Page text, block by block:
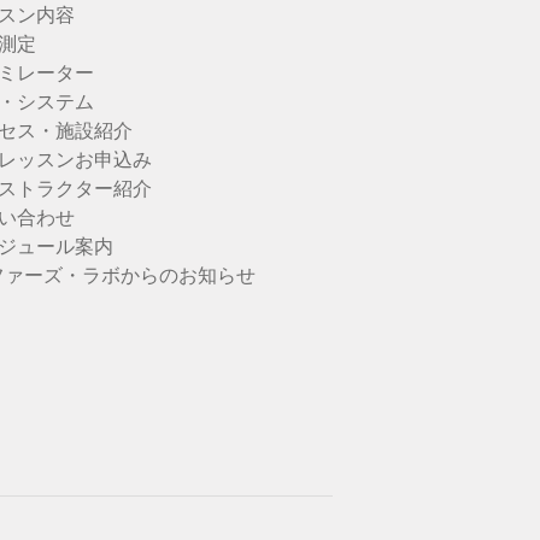
ン内容
定
レーター
システム
ス・施設紹介
ッスンお申込み
トラクター紹介
合わせ
ュール案内
ァーズ・ラボからのお知らせ